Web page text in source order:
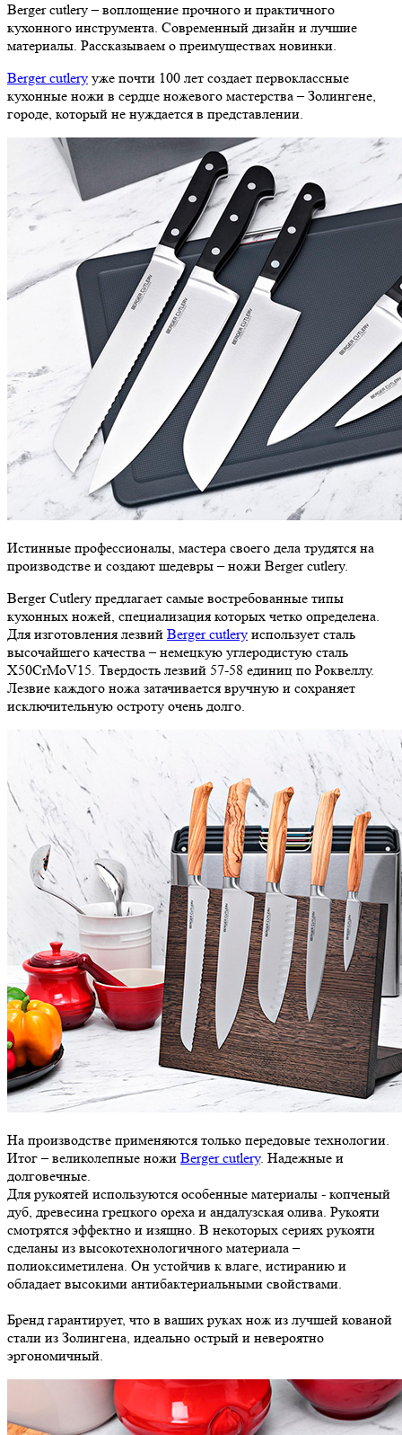
Berger cutlery – воплощение прочного и практичного
кухонного инструмента. Современный дизайн и лучшие
материалы. Рассказываем о преимуществах новинки.
Berger cutlery уже почти 100 лет создает первоклассные
кухонные ножи в сердце ножевого мастерства – Золингене,
городе, который не нуждается в представлении.
Истинные профессионалы, мастера своего дела трудятся на
производстве и создают шедевры – ножи Berger cutlery.
Berger Cutlery предлагает самые востребованные типы
кухонных ножей, специализация которых четко определена.
Для изготовления лезвий Berger cutlery использует сталь
высочайшего качества – немецкую углеродистую сталь
X50CrMoV15. Твердость лезвий 57-58 единиц по Роквеллу.
Лезвие каждого ножа затачивается вручную и сохраняет
исключительную остроту очень долго.
На производстве применяются только передовые технологии.
Итог – великолепные ножи Berger cutlery. Надежные и
долговечные.
Для рукоятей используются особенные материалы - копченый
дуб, древесина грецкого ореха и андалузская олива. Рукояти
смотрятся эффектно и изящно. В некоторых сериях рукояти
сделаны из высокотехнологичного материала –
полиоксиметилена. Он устойчив к влаге, истиранию и
обладает высокими антибактериальными свойствами.
Бренд гарантирует, что в ваших руках нож из лучшей кованой
стали из Золингена, идеально острый и невероятно
эргономичный.